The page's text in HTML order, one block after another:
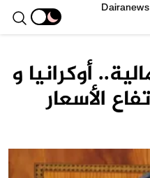
أوكرانيا و
الأسعار